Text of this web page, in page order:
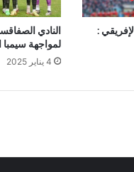
:
النادي
لمواجهة سيمبا
4 يناير 2025